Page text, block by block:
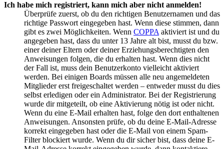
Ich habe mich registriert, kann mich aber nicht anmelden!
Überprüfe zuerst, ob du den richtigen Benutzernamen und das
richtige Passwort eingegeben hast. Wenn diese stimmen, dann
gibt es zwei Möglichkeiten. Wenn COPPA aktiviert ist und du
angegeben hast, dass du unter 13 Jahre alt bist, musst du bzw.
einer deiner Eltern oder deiner Erziehungsberechtigten den
Anweisungen folgen, die du erhalten hast. Wenn dies nicht
der Fall ist, muss dein Benutzerkonto vielleicht aktiviert
werden. Bei einigen Boards müssen alle neu angemeldeten
Mitglieder erst freigeschaltet werden – entweder musst du dies
selbst erledigen oder ein Administrator. Bei der Registrierung
wurde dir mitgeteilt, ob eine Aktivierung nötig ist oder nicht.
Wenn du eine E-Mail erhalten hast, folge den dort enthaltenen
Anweisungen. Ansonsten prüfe, ob du deine E-Mail-Adresse
korrekt eingegeben hast oder die E-Mail von einem Spam-
Filter blockiert wurde. Wenn du dir sicher bist, dass deine E-